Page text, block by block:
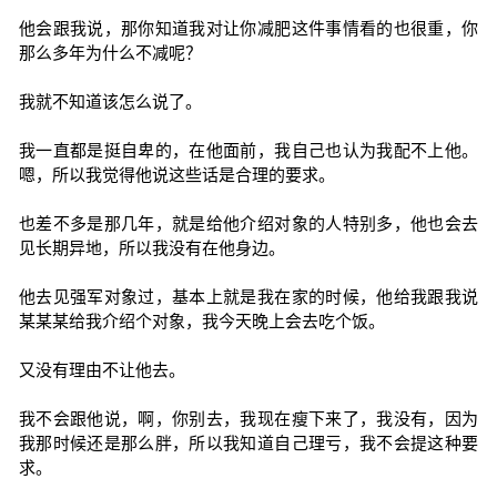
他会跟我说，那你知道我对让你减肥这件事情看的也很重，你
那么多年为什么不减呢？
我就不知道该怎么说了。
我一直都是挺自卑的，在他面前，我自己也认为我配不上他。
嗯，所以我觉得他说这些话是合理的要求。
也差不多是那几年，就是给他介绍对象的人特别多，他也会去
见长期异地，所以我没有在他身边。
他去见强军对象过，基本上就是我在家的时候，他给我跟我说
某某某给我介绍个对象，我今天晚上会去吃个饭。
又没有理由不让他去。
我不会跟他说，啊，你别去，我现在瘦下来了，我没有，因为
我那时候还是那么胖，所以我知道自己理亏，我不会提这种要
求。